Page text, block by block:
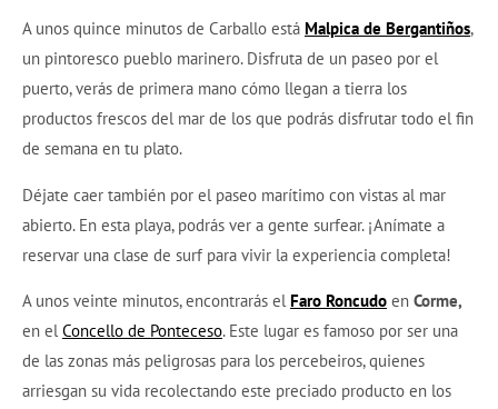
A unos quince minutos de Carballo está Malpica de Bergantiños,
un pintoresco pueblo marinero. Disfruta de un paseo por el
puerto, verás de primera mano cómo llegan a tierra los
productos frescos del mar de los que podrás disfrutar todo el fin
de semana en tu plato.
Déjate caer también por el paseo marítimo con vistas al mar
abierto. En esta playa, podrás ver a gente surfear. ¡Anímate a
reservar una clase de surf para vivir la experiencia completa!
A unos veinte minutos, encontrarás elFaro Roncudo en Corme,
en elConcello de Ponteceso. Este lugar es famoso por ser una
de las zonas más peligrosas para los percebeiros, quienes
arriesgan su vida recolectando este preciado producto en los